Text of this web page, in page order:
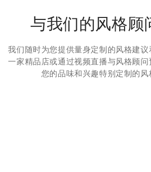
与我们的风格顾
我们随时为您提供量身定制的风格建
一家精品店或通过视频直播与风格顾
您的品味和兴趣特别定制的风